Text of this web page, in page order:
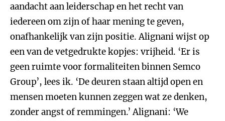
aandacht aan leiderschap en het recht van
iedereen om zijn of haar mening te geven,
onafhankelijk van zijn positie. Alignani wijst op
een van de vetgedrukte kopjes: vrijheid. ‘Er is
geen ruimte voor formaliteiten binnen Semco
Group’, lees ik. ‘De deuren staan altijd open en
mensen moeten kunnen zeggen wat ze denken,
zonder angst of remmingen.’ Alignani: ‘We